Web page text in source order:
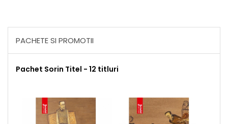
PACHETE SI PROMOTII
Pachet Sorin Titel - 12 titluri